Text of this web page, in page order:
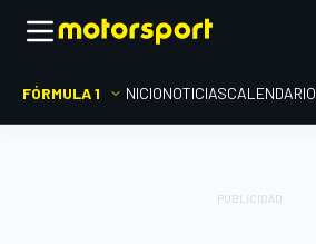
FÓRMULA 1 INICIONOTICIASCALENDARIO